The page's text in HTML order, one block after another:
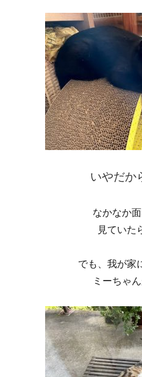
いやだか
なかなか
見ていた
でも、我が家
ミーちゃ